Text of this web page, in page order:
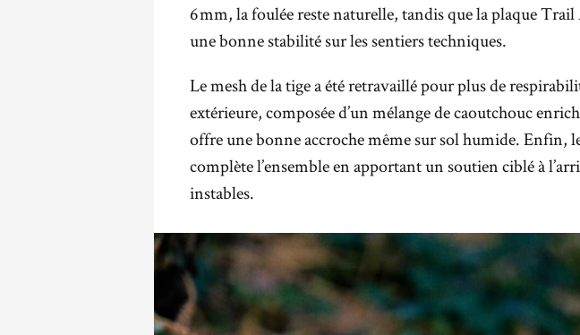
6 mm, la foulée reste naturelle, tandis que la plaque
une bonne stabilité sur les sentiers techniques.
Le mesh de la tige a été retravaillé pour plus de
extérieure, composée d’un mélange de caoutchouc
offre une bonne accroche même sur sol humide. Enfin,
complète l’ensemble en apportant un soutien ciblé à
instables.